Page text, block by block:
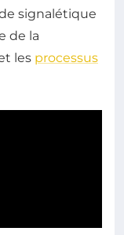
signalétique
de la
les processus